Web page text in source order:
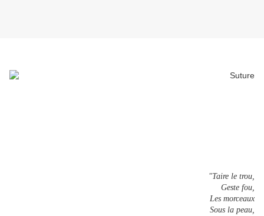
"Taire le trou,
Geste fou,
Les morceaux
Sous la peau,